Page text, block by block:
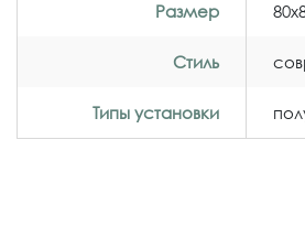
Размер
Стиль
Типы установки